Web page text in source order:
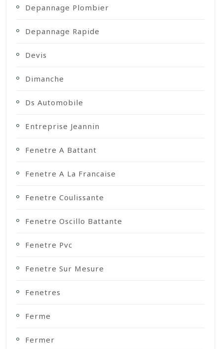
Depannage Plombier
Depannage Rapide
Devis
Dimanche
Ds Automobile
Entreprise Jeannin
Fenetre A Battant
Fenetre A La Francaise
Fenetre Coulissante
Fenetre Oscillo Battante
Fenetre Pvc
Fenetre Sur Mesure
Fenetres
Ferme
Fermer